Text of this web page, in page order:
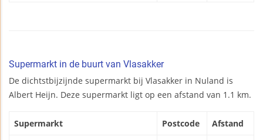
Supermarkt in de buurt van Vlasakker
De dichtstbijzijnde supermarkt bij Vlasakker in Nuland is
Albert Heijn. Deze supermarkt ligt op een afstand van 1.1 km.
Supermarkt Postcode Afstand